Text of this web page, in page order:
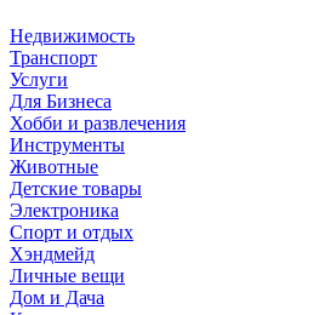
Недвижимость
Транспорт
Услуги
Для Бизнеса
Хобби и развлечения
Инструменты
Животные
Детские товары
Электроника
Спорт и отдых
Хэндмейд
Личные вещи
Дом и Дача